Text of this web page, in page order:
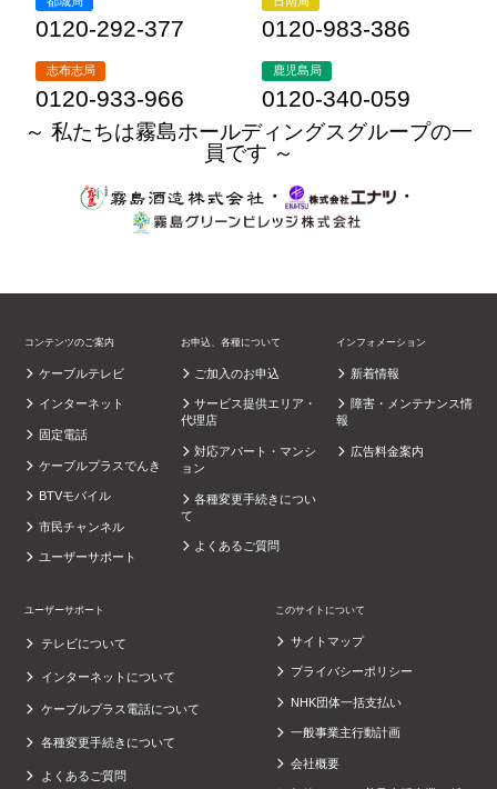
0120-292-377 0120-983-386
志布志局
0120-933-966
鹿児島局
0120-340-059
～ 私たちは霧島ホールディングスグループの一
員です ～
・
・
コンテンツのご案内
ケーブルテレビ
インターネット
固定電話
ケーブルプラスでんき
BTVモバイル
市民チャンネル
ユーザーサポート
お申込、各種について
ご加入のお申込
サービス提供エリア・
代理店
対応アパート・マンシ
ョン
各種変更手続きについ
て
よくあるご質問
インフォメーション
新着情報
障害・メンテナンス情
報
広告料金案内
ユーザーサポート
テレビについて
インターネットについて
ケーブルプラス電話について
各種変更手続きについて
よくあるご質問
このサイトについて
サイトマップ
プライバシーポリシー
NHK団体一括支払い
一般事業主行動計画
会社概要